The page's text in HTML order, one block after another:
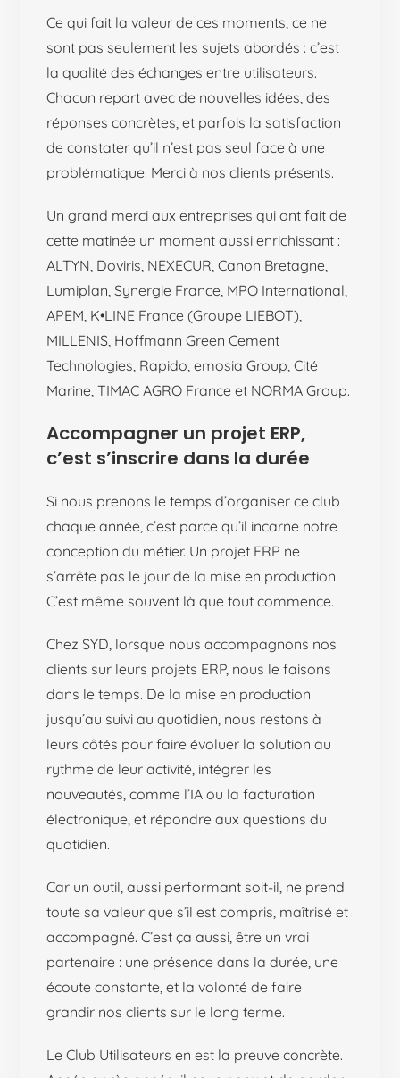
Ce qui fait la valeur de ces moments, ce ne
sont pas seulement les sujets abordés : c’est
la qualité des échanges entre utilisateurs.
Chacun repart avec de nouvelles idées, des
réponses concrètes, et parfois la satisfaction
de constater qu’il n’est pas seul face à une
problématique. Merci à nos clients présents.
Un grand merci aux entreprises qui ont fait de
cette matinée un moment aussi enrichissant :
ALTYN, Doviris, NEXECUR, Canon Bretagne,
Lumiplan, Synergie France, MPO International,
APEM, K•LINE France (Groupe LIEBOT),
MILLENIS, Hoffmann Green Cement
Technologies, Rapido, emosia Group, Cité
Marine, TIMAC AGRO France et NORMA Group.
Accompagner un projet ERP,
c’est s’inscrire dans la durée
Si nous prenons le temps d’organiser ce club
chaque année, c’est parce qu’il incarne notre
conception du métier. Un projet ERP ne
s’arrête pas le jour de la mise en production.
C’est même souvent là que tout commence.
Chez SYD, lorsque nous accompagnons nos
clients sur leurs projets ERP, nous le faisons
dans le temps. De la mise en production
jusqu’au suivi au quotidien, nous restons à
leurs côtés pour faire évoluer la solution au
rythme de leur activité, intégrer les
nouveautés, comme l’IA ou la facturation
électronique, et répondre aux questions du
quotidien.
Car un outil, aussi performant soit-il, ne prend
toute sa valeur que s’il est compris, maîtrisé et
accompagné. C’est ça aussi, être un vrai
partenaire : une présence dans la durée, une
écoute constante, et la volonté de faire
grandir nos clients sur le long terme.
Le Club Utilisateurs en est la preuve concrète.